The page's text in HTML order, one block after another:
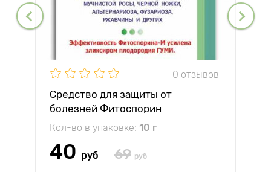
0 отзывов
Средство для защиты от
болезней Фитоспорин
Кол-во в упаковке: 10 г
40 руб 69 руб